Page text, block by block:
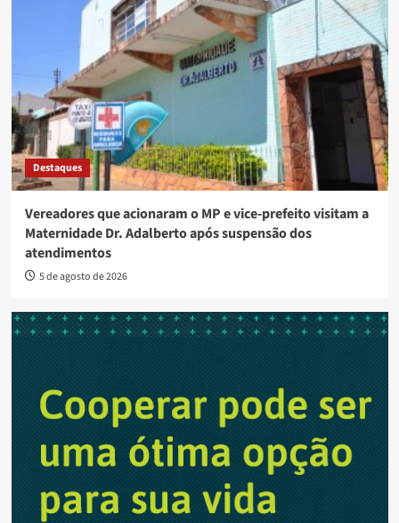
Destaques
Vereadores que acionaram o MP e vice-prefeito visitam a
Maternidade Dr. Adalberto após suspensão dos
atendimentos
5 de agosto de 2026